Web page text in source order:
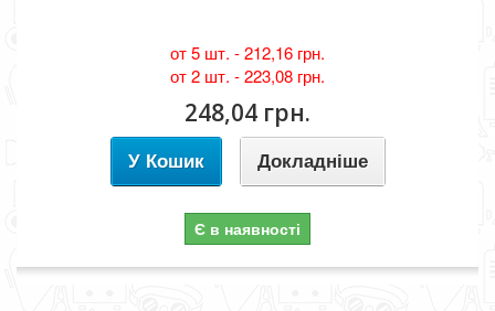
от 5 шт. -212,16 грн.
от 2 шт. -223,08 грн.
248,04 грн.
У Кошик Докладніше
Є в наявності